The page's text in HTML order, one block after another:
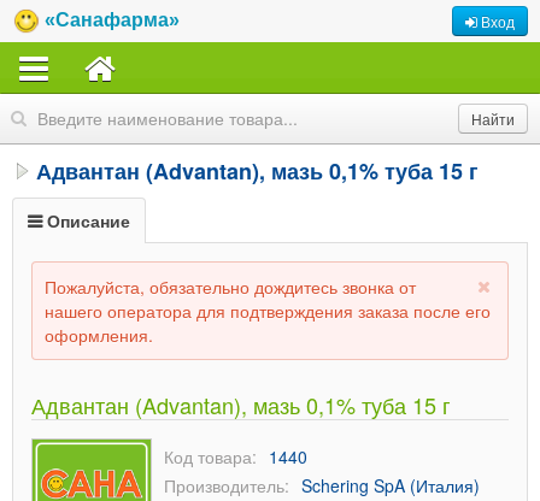
«Санафарма» Вход
Адвантан (Advantan), мазь 0,1% туба 15 г
Описание
Пожалуйста, обязательно дождитесь звонка от
нашего оператора для подтверждения заказа после его
оформления.
Адвантан (Advantan), мазь 0,1% туба 15 г
Код товара: 1440
Производитель: Schering SpA (Италия)